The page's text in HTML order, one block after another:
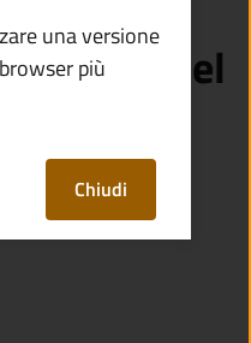
del
una versione
più
Chiudi